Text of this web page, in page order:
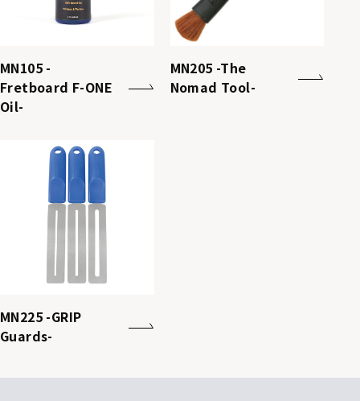
MN105 -
Fretboard F-ONE
Oil-
MN205 -The
Nomad Tool-
MN225 -GRIP
Guards-